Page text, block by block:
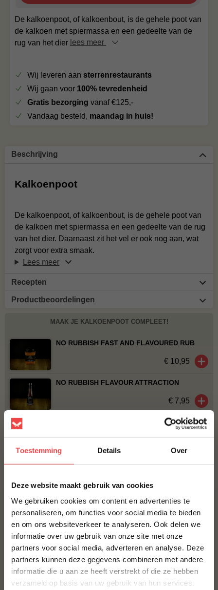
Toestemming Details Over
Deze website maakt gebruik van cookies
We gebruiken cookies om content en advertenties te
personaliseren, om functies voor social media te bieden
en om ons websiteverkeer te analyseren. Ook delen we
informatie over uw gebruik van onze site met onze
partners voor social media, adverteren en analyse. Deze
partners kunnen deze gegevens combineren met andere
informatie die u aan ze heeft verstrekt of die ze hebben
verzameld op basis van uw gebruik van hun services.
De kalkoenpoot, of kalkoenbout, is de gehele poot van
de kalkoen met spiermassa en een gedeelte van de
rug van het dier lees meer
Wij leveren aan sterrenrestaurants
Wij gaan voor 100% tevredenheid
Gratis bezorging vanaf €125,-
Vandaag besteld, maandag in huis!
Beschrijving
Kalkoenpoot
De kalkoenpoot, of kalkoenbout, is de gehele poot van
de kalkoen met spiermassa en een gedeelte van de rug
van het dier. Daarnaast zit het vel er ook nog aan, wat
zorgt voor extra smaak.
Lees meer
Recepten
Productbeoordelingen
MAAK JE KALKOENPOOT COMPLEET!
NO RUBBISH FAST AND FLAVOURED RUB
€ 10,95
NO RUBBISH FLAVOUR ATTRACTION
€ 7,95
€ 5,50
(24 ) (1 )
10% korting op je
eerste bestelling*
Schrijf je in voor onze nieuwsbrief en ontvang direct
10% korting op jouw eerste bestelling.